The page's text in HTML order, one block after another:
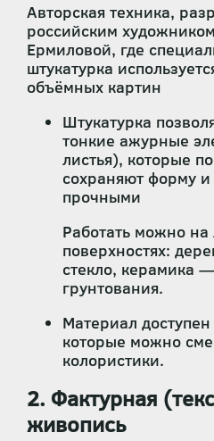
Авторская техника,
российским
Ермиловой, где
штукатурка
объёмных картин
Штукатурка
тонкие ажурные
листья), которые
сохраняют форму и
прочными
Работать можно
поверхностях:
стекло, керамика
грунтования.
Материал
которые можно
колористики.
2. Фактурная
живопись